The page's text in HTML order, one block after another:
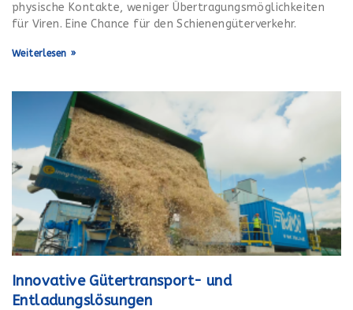
physische Kontakte, weniger Übertragungsmöglichkeiten
für Viren. Eine Chance für den Schienengüterverkehr.
Weiterlesen »
Innovative Gütertransport- und
Entladungslösungen